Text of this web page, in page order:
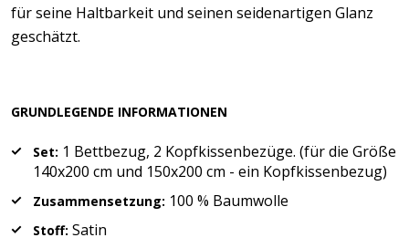
für seine Haltbarkeit und seinen seidenartigen Glanz
geschätzt.
GRUNDLEGENDE INFORMATIONEN
Set: 1 Bettbezug, 2 Kopfkissenbezüge. (für die Größe
140x200 cm und 150x200 cm - ein Kopfkissenbezug)
Zusammensetzung: 100 % Baumwolle
Stoff: Satin